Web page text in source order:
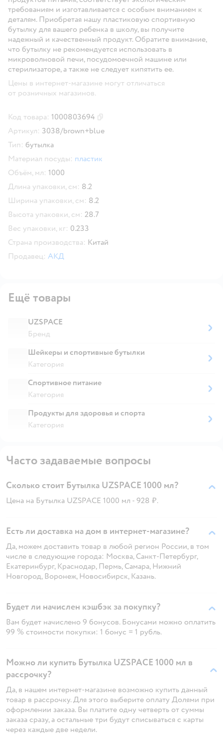
требованиям и изготавливается с особым вниманием к
деталям. Приобретая нашу пластиковую спортивную
бутылку для вашего ребенка в школу, вы получите
надежный и качественный продукт. Обратите внимание,
что бутылку не рекомендуется использовать в
микроволновой печи, посудомоечной машине или
стерилизаторе, а также не следует кипятить ее.
Цены в интернет-магазине могут отличаться
от розничных магазинов.
Код товара: 1000803694
Артикул: 3038/brown+blue
Тип: бутылка
Материал посуды: пластик
Объём, мл: 1000
Длина упаковки, см: 8.2
Ширина упаковки, см: 8.2
Высота упаковки, см: 28.7
Вес упаковки, кг: 0.233
Страна производства: Китай
Продавец: АКД
Ещё товары
UZSPACE
Бренд
Шейкеры и спортивные бутылки
Категория
Спортивное питание
Категория
Продукты для здоровья и спорта
Категория
Часто задаваемые вопросы
Сколько стоит Бутылка UZSPACE 1000 мл?
Цена на Бутылка UZSPACE 1000 мл - 928 ₽.
Есть ли доставка на дом в интернет-магазине?
Да, можем доставить товар в любой регион России, в том
числе в следующие города: Москва, Санкт-Петербург,
Екатеринбург, Краснодар, Пермь, Самара, Нижний
Новгород, Воронеж, Новосибирск, Казань.
Будет ли начислен кэшбэк за покупку?
Вам будет начислено 9 бонусов. Бонусами можно оплатить
99 % стоимости покупки: 1 бонус = 1 рубль.
Можно ли купить Бутылка UZSPACE 1000 мл в
рассрочку?
Да, в нашем интернет-магазине возможно купить данный
товар в рассрочку. Для этого выберите оплату Долями при
оформлении заказа. Вы платите одну четверть от суммы
заказа сразу, а остальные три будут списываться с карты
через каждые две недели.